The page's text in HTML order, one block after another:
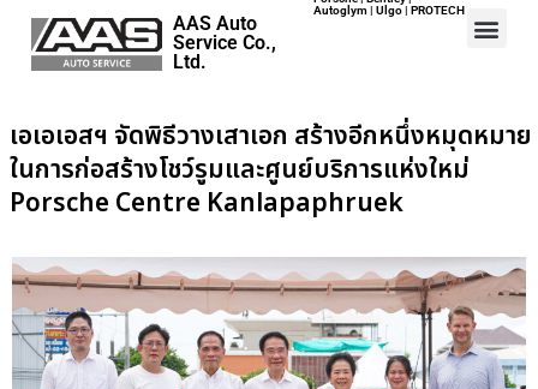
Home
Events
Career
About Us
AAS Auto
Service Co.,
Ltd.
Autoglym | Ulgo | PROTECH
เอเอเอสฯ จัดพิธีวางเสาเอก สร้างอีกหนึ่งหมุดหมาย
ในการก่อสร้างโชว์รูมและศูนย์บริการแห่งใหม่
Porsche Centre Kanlapaphruek